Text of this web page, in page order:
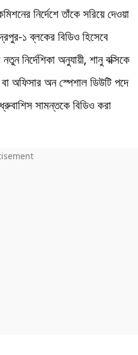
নির্দেশে তাঁকে সরিয়ে দেওয়া
১ ব্লকের বিডিও হিসেবে
নির্দেশিকা অনুযায়ী, শানু বক্সিকে
অফিসার অন স্পেশাল ডিউটি পদে
সামন্তকে বিডিও করা